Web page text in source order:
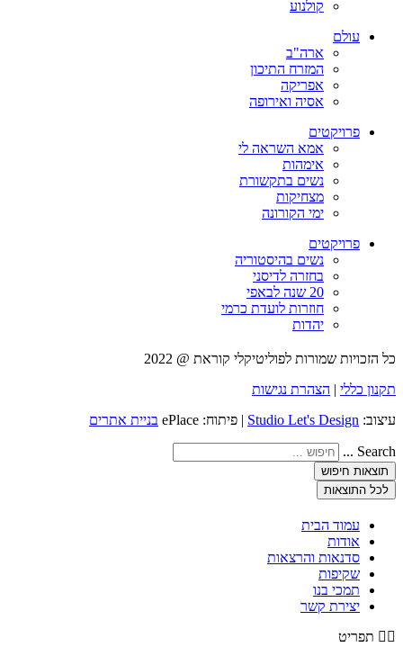
קולנוע
עולם
ארה"ב
המזרח התיכון
אפריקה
אסיה ואירופה
פרויקטים
אמא השראה לי
אימהות
נשים בתקשורת
מצחיקות
ימי הקורונה
פרויקטים
נשים בהיסטוריה
בחזרה לדיסני
20 שנה לבאפי
חוזרות לועדת כרמי
יהדות
כל הזכויות שמורות לפוליטיקלי קוראת @ 2022
תקנון כללי | הצהרת נגישות
עיצוב: Studio Let's Design | פיתוח: ePlace בניית אתרים
Search ...
תוצאות חיפוש
לכל התוצאות
עמוד הבית
אודות
סדנאות והרצאות
שקיפות
תמכי בנו
יצירת קשר
תפריט